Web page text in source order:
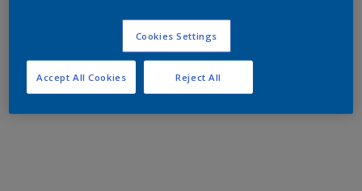
Cookies Settings
Reject All
Accept All Cookies